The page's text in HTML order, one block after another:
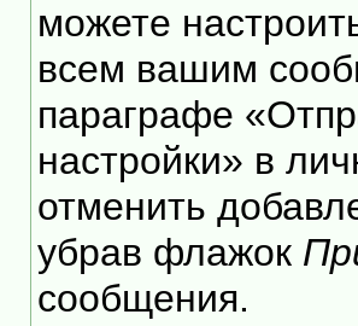
можете
всем вашим
параграфе
настройки» в
отменить
убрав флажок
сообщения.